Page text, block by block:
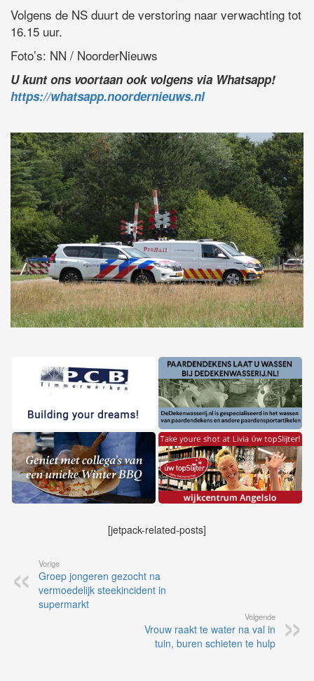
Volgens de NS duurt de verstoring naar verwachting tot
16.15 uur.
Foto’s: NN / NoorderNieuws
U kunt ons voortaan ook volgens via Whatsapp!
https://whatsapp.noordernieuws.nl
[jetpack-related-posts]
Vorige
Groep jongeren gezocht na
vermoedelijk steekincident in
supermarkt
Volgende
Vrouw raakt te water na val in
tuin, buren schieten te hulp